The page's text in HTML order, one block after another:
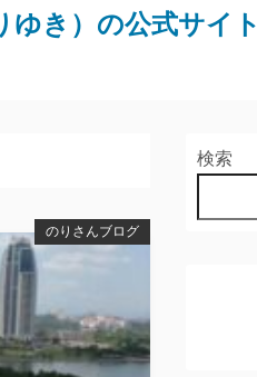
ゆき）の公式サイト
のりさんブログ
検索